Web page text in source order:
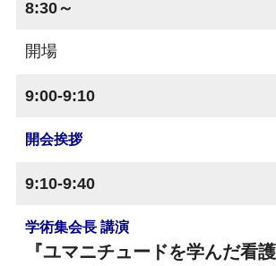
8:30～
開場
9:00-9:10
開会挨拶
9:10-9:40
学術集会長 講演
『ユマニチュードを学んだ看